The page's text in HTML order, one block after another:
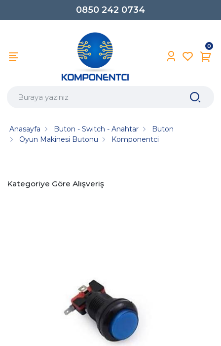
0850 242 0734
0
Anasayfa Buton - Switch - Anahtar
Buton
Oyun Makinesi Butonu
Komponentci
Kategoriye Göre Alışveriş